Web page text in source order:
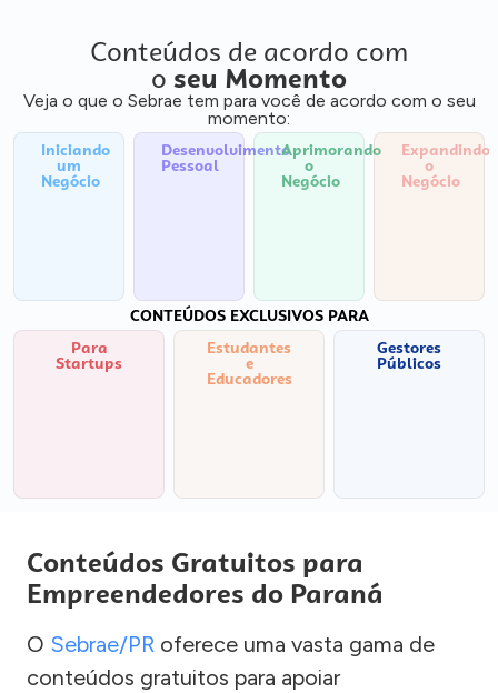
Conteúdos de acordo com
o seu Momento
Veja o que o Sebrae tem para você de acordo com o seu
momento:
Iniciando
um
Negócio
Desenvolvimento
Pessoal
Aprimorando
o
Negócio
Expandindo
o
Negócio
CONTEÚDOS EXCLUSIVOS PARA
Para
Startups
Estudantes
e
Educadores
Gestores
Públicos
Conteúdos Gratuitos para
Empreendedores do Paraná
O Sebrae/PR oferece uma vasta gama de
conteúdos gratuitos para apoiar